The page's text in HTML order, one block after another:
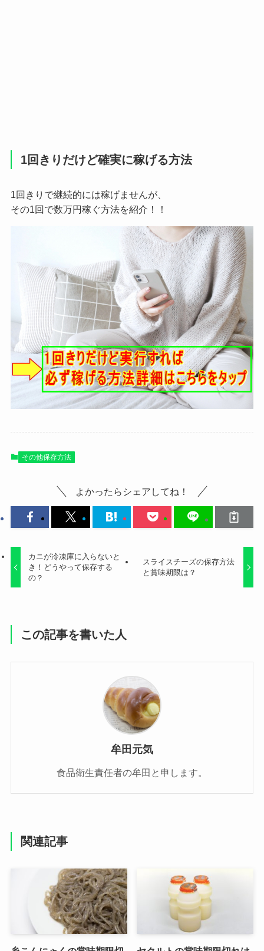
1回きりだけど確実に稼げる方法
1回きりで継続的には稼げませんが、
その1回で数万円稼ぐ方法を紹介！！
その他保存方法
よかったらシェアしてね！
カニが冷凍庫に入らないと
き！どうやって保存する
の？
スライスチーズの保存方法
と賞味期限は？
この記事を書いた人
牟田元気
食品衛生責任者の牟田と申します。
関連記事